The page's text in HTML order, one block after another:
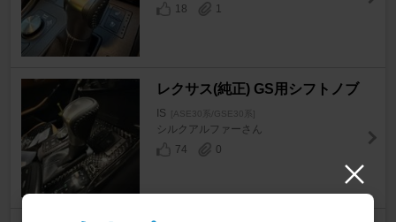
18
1
レクサス(純正) GS用シフトノブ
IS [ASE30系/GSE30系]
シルクアルファーさん
74
0